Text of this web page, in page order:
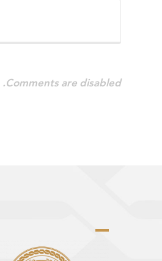
Comments are disabled.